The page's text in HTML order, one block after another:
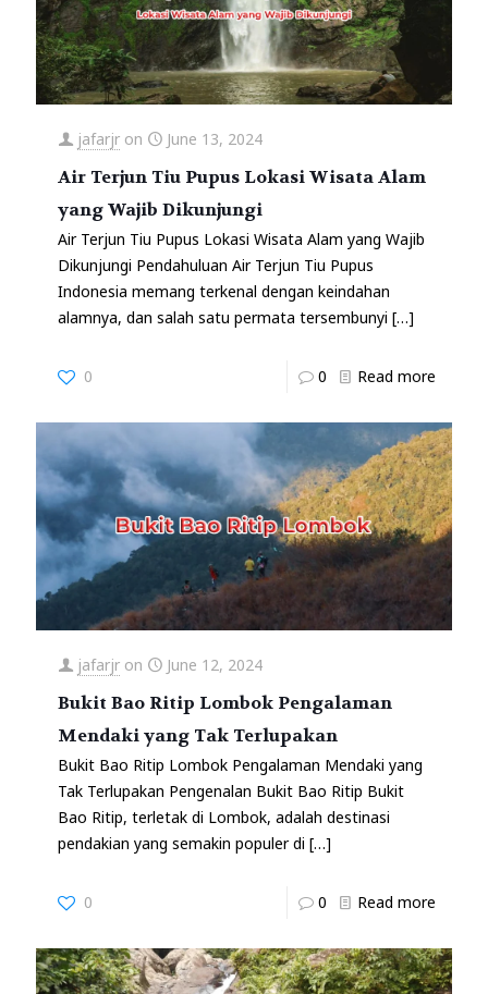
jafarjr on June 13, 2024
Air Terjun Tiu Pupus Lokasi Wisata Alam
yang Wajib Dikunjungi
Air Terjun Tiu Pupus Lokasi Wisata Alam yang Wajib
Dikunjungi Pendahuluan Air Terjun Tiu Pupus
Indonesia memang terkenal dengan keindahan
alamnya, dan salah satu permata tersembunyi […]
0 0 Read more
jafarjr on June 12, 2024
Bukit Bao Ritip Lombok Pengalaman
Mendaki yang Tak Terlupakan
Bukit Bao Ritip Lombok Pengalaman Mendaki yang
Tak Terlupakan Pengenalan Bukit Bao Ritip Bukit
Bao Ritip, terletak di Lombok, adalah destinasi
pendakian yang semakin populer di […]
0 0 Read more